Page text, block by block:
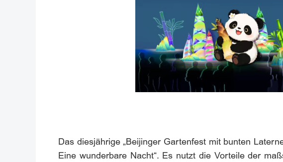
Das diesjährige „Beijinger Gartenfest mit bunten
Eine wunderbare Nacht“. Es nutzt die Vorteile der